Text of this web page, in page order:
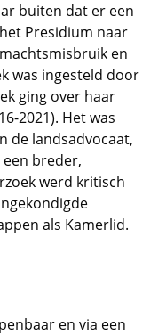
buiten dat er een
Presidium naar
en
was ingesteld door
ging over haar
2021). Het was
de landsadvocaat,
breder,
werd kritisch
als Kamerlid.
en via een